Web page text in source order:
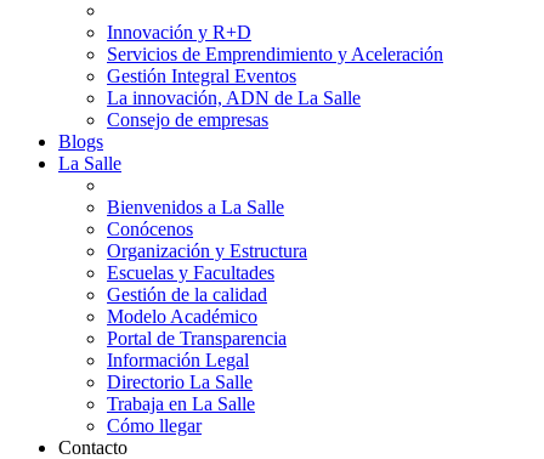
Innovación y R+D
Servicios de Emprendimiento y Aceleración
Gestión Integral Eventos
La innovación, ADN de La Salle
Consejo de empresas
Blogs
La Salle
Bienvenidos a La Salle
Conócenos
Organización y Estructura
Escuelas y Facultades
Gestión de la calidad
Modelo Académico
Portal de Transparencia
Información Legal
Directorio La Salle
Trabaja en La Salle
Cómo llegar
Contacto